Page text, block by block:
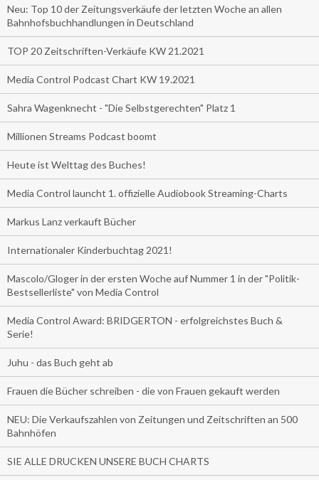
Neu: Top 10 der Zeitungsverkäufe der letzten Woche an allen
Bahnhofsbuchhandlungen in Deutschland
TOP 20 Zeitschriften-Verkäufe KW 21.2021
Media Control Podcast Chart KW 19.2021
Sahra Wagenknecht - "Die Selbstgerechten" Platz 1
Millionen Streams Podcast boomt
Heute ist Welttag des Buches!
Media Control launcht 1. offizielle Audiobook Streaming-Charts
Markus Lanz verkauft Bücher
Internationaler Kinderbuchtag 2021!
Mascolo/Gloger in der ersten Woche auf Nummer 1 in der "Politik-
Bestsellerliste" von Media Control
Media Control Award: BRIDGERTON - erfolgreichstes Buch &
Serie!
Juhu - das Buch geht ab
Frauen die Bücher schreiben - die von Frauen gekauft werden
NEU: Die Verkaufszahlen von Zeitungen und Zeitschriften an 500
Bahnhöfen
SIE ALLE DRUCKEN UNSERE BUCH CHARTS